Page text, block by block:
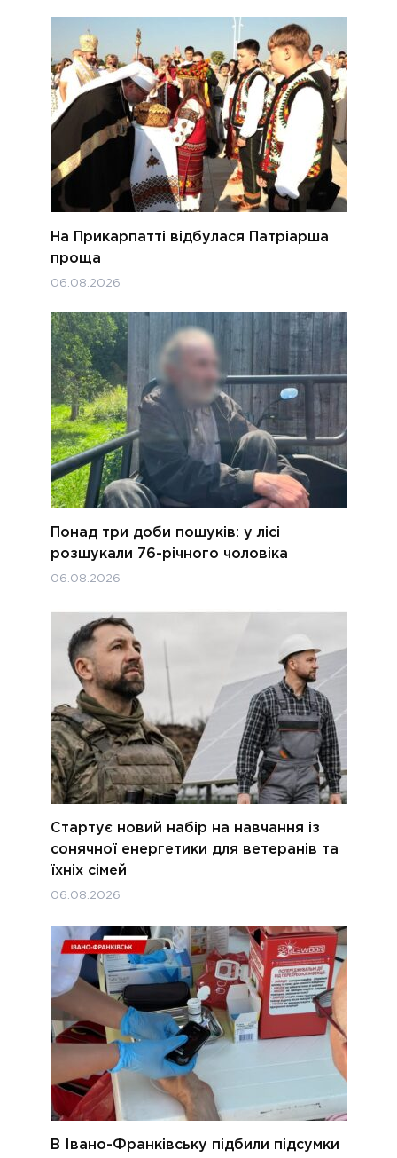
На Прикарпатті відбулася Патріарша
проща
06.08.2026
Понад три доби пошуків: у лісі
розшукали 76-річного чоловіка
06.08.2026
Стартує новий набір на навчання із
сонячної енергетики для ветеранів та
їхніх сімей
06.08.2026
В Івано-Франківську підбили підсумки